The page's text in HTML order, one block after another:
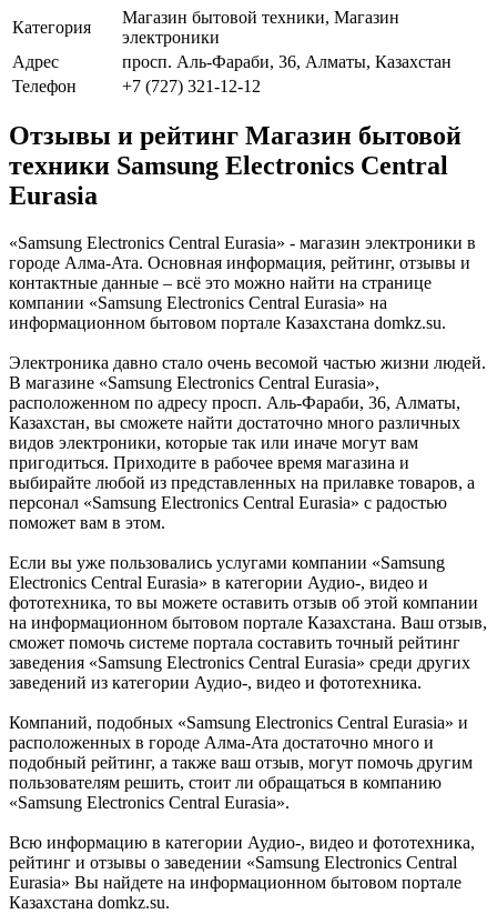
Категория
Магазин бытовой техники, Магазин
электроники
Адрес
просп. Аль-Фараби, 36, Алматы, Казахстан
Телефон
+7 (727) 321-12-12
Отзывы и рейтинг Магазин бытовой
техники Samsung Electronics Central
Eurasia
«Samsung Electronics Central Eurasia» - магазин электроники в
городе Алма-Ата. Основная информация, рейтинг, отзывы и
контактные данные – всё это можно найти на странице
компании «Samsung Electronics Central Eurasia» на
информационном бытовом портале Казахстана domkz.su.
Электроника давно стало очень весомой частью жизни людей.
В магазине «Samsung Electronics Central Eurasia»,
расположенном по адресу просп. Аль-Фараби, 36, Алматы,
Казахстан, вы сможете найти достаточно много различных
видов электроники, которые так или иначе могут вам
пригодиться. Приходите в рабочее время магазина и
выбирайте любой из представленных на прилавке товаров, а
персонал «Samsung Electronics Central Eurasia» с радостью
поможет вам в этом.
Если вы уже пользовались услугами компании «Samsung
Electronics Central Eurasia» в категории Аудио-, видео и
фототехника, то вы можете оставить отзыв об этой компании
на информационном бытовом портале Казахстана. Ваш отзыв,
сможет помочь системе портала составить точный рейтинг
заведения «Samsung Electronics Central Eurasia» среди других
заведений из категории Аудио-, видео и фототехника.
Компаний, подобных «Samsung Electronics Central Eurasia» и
расположенных в городе Алма-Ата достаточно много и
подобный рейтинг, а также ваш отзыв, могут помочь другим
пользователям решить, стоит ли обращаться в компанию
«Samsung Electronics Central Eurasia».
Всю информацию в категории Аудио-, видео и фототехника,
рейтинг и отзывы о заведении «Samsung Electronics Central
Eurasia» Вы найдете на информационном бытовом портале
Казахстана domkz.su.